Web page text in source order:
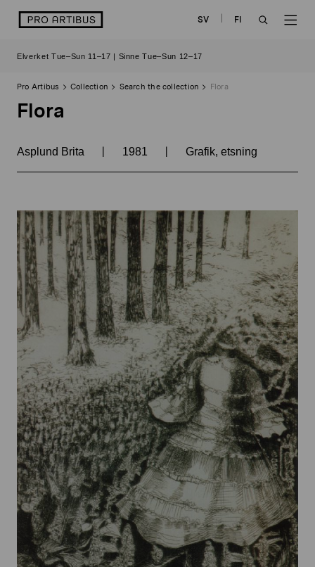
logo SV
FI
Elverket Tue–Sun 11–17 | Sinne Tue–Sun 12–17
Pro Artibus Collection Search the collection Flora
Flora
Asplund Brita | 1981 | Grafik, etsning